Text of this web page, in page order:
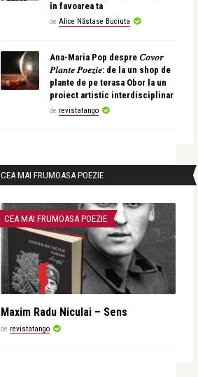
în favoarea ta
de Alice Năstase Buciuta
Ana-Maria Pop despre 𝐶𝑜𝑣𝑜𝑟
𝑃𝑙𝑎𝑛𝑡𝑒 𝑃𝑜𝑒𝑧𝑖𝑒: de la un shop de
plante de pe terasa Obor la un
proiect artistic interdisciplinar
de revistatango
CEA MAI FRUMOASA POEZIE
CEA MAI FRUMOASA POEZIE
Maxim Radu Niculai – Sens
de revistatango